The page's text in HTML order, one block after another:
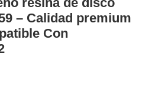
– Calidad premium
Con